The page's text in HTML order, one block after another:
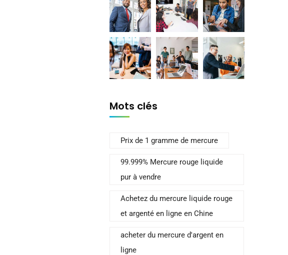
Mots clés
Prix de 1 gramme de mercure
99.999% Mercure rouge liquide
pur à vendre
Achetez du mercure liquide rouge
et argenté en ligne en Chine
acheter du mercure d'argent en
ligne